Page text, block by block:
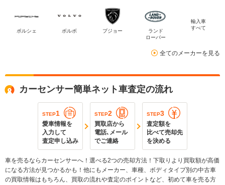
ポルシェ ボルボ プジョー
ランド
ローバー
輸入車
すべて
全てのメーカーを見る
カーセンサー簡単ネット車査定の流れ
STEP1
愛車情報を
入力して
査定申し込み
STEP2
買取店から
電話､メール
でご連絡
STEP3
査定額を
比べて売却先
を決める
車を売るならカーセンサーへ！選べる2つの売却方法！下取りより買取額が高価
になる方法が見つかるかも！他にもメーカー、車種、ボディタイプ別の中古車
の買取情報はもちろん、買取の流れや査定のポイントなど、初めて車を売る方